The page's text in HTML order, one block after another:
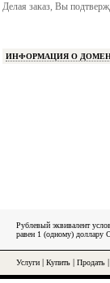
Делая заказ, Вы
ИНФОРМАЦИЯ О
Рублевый эквивалент
равен 1 (одному) доллару
Услуги Купить Продать